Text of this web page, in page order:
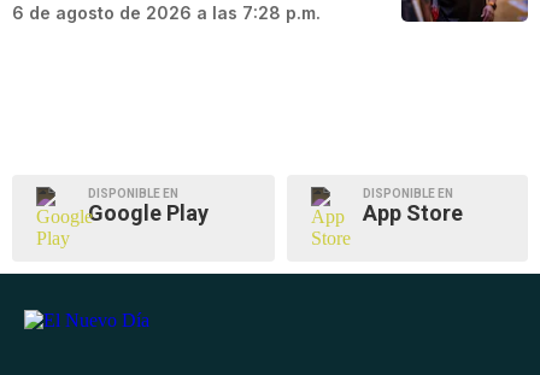
6 de agosto de 2026 a las 7:28 p.m.
DISPONIBLE EN
Google Play
DISPONIBLE EN
App Store